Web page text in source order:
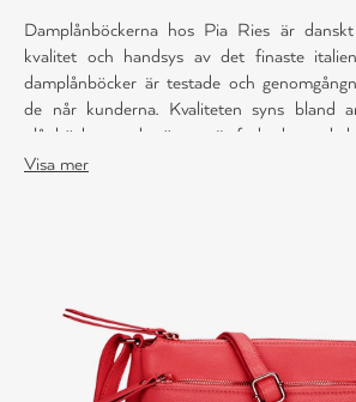
Damplånböckerna hos Pia Ries är
kvalitet och handsys av det finaste
damplånböcker är testade och
de når kunderna. Kvaliteten syns bland
plånböcker med mönster är fodrade med
maximal slitstyrka. Alla plånböcker är svarta
Visa mer